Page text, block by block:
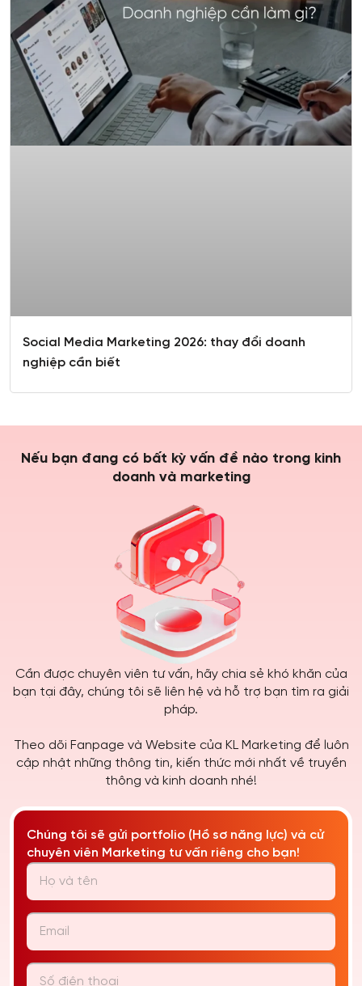
Social Media Marketing 2026: thay đổi doanh
nghiệp cần biết
Nếu bạn đang có bất kỳ vấn đề nào trong kinh
doanh và marketing
Cần được chuyên viên tư vấn, hãy chia sẻ khó khăn của
bạn tại đây, chúng tôi sẽ liên hệ và hỗ trợ bạn tìm ra giải
pháp.
Theo dõi Fanpage và Website của KL Marketing để luôn
cập nhật những thông tin, kiến thức mới nhất về truyền
thông và kinh doanh nhé!
Chúng tôi sẽ gửi portfolio (Hồ sơ năng lực) và cử
chuyên viên Marketing tư vấn riêng cho bạn!